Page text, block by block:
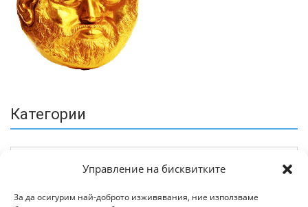
Управление на бисквитките
За да осигурим най-доброто изживявания, ние използваме
Категории